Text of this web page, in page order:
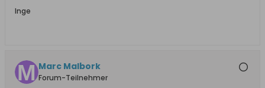
Inge
Marc Malbork
Forum-Teilnehmer